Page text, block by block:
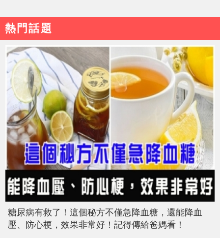
熱門話題
糖尿病有救了！這個秘方不僅急降血糖，還能降血
壓、防心梗，效果非常好！記得傳給爸媽看！